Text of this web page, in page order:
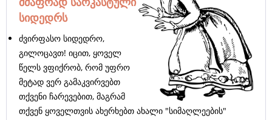
სიდედრს
ძვირფასო სიდედრო,
გილოცავთ! იცით, ყოველ
წელს ვფიქრობ, რომ უფრო
მეტად ვერ გამაკვირვებთ
თქვენი ჩარევებით, მაგრამ
თქვენ ყოველთვის ახერხებთ ახალი "სიმაღლეების"